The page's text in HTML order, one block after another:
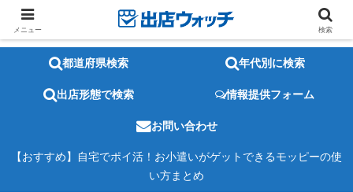
都道府県検索 年代別に検索
出店形態で検索 情報提供フォーム
お問い合わせ
【おすすめ】自宅でポイ活！お小遣いがゲットできるモッピーの使
い方まとめ
メニュー 検索